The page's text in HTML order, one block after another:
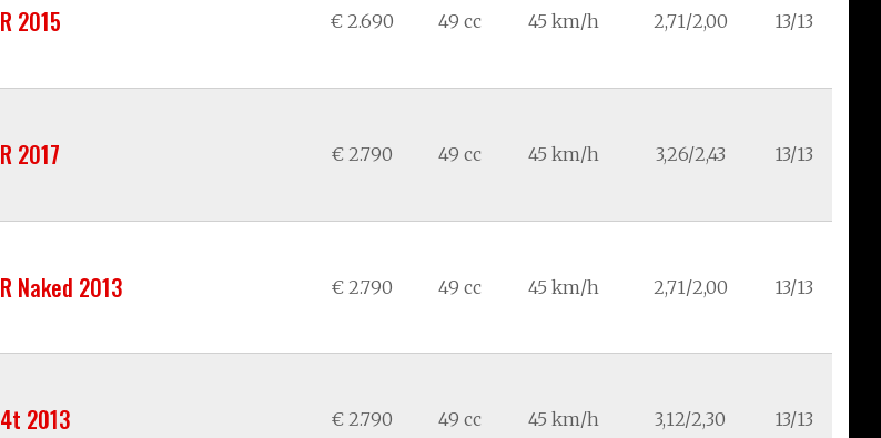
R 2015 € 2.690 49 cc 45 km/h 2,71/2,00 13/13
R 2017 € 2.790 49 cc 45 km/h 3,26/2,43 13/13
R Naked 2013 € 2.790 49 cc 45 km/h 2,71/2,00 13/13
4t 2013 € 2.790 49 cc 45 km/h 3,12/2,30 13/13